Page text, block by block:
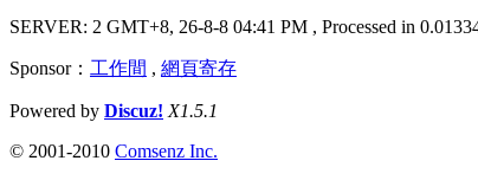
SERVER: 2 GMT+8, 26-8-8 04:41 PM , Processed in
Sponsor： 工作間 , 網頁寄存
Powered by Discuz! X1.5.1
© 2001-2010 Comsenz Inc.